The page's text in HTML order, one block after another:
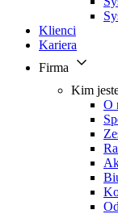
Klienci
Kariera
Firma
Kim
O